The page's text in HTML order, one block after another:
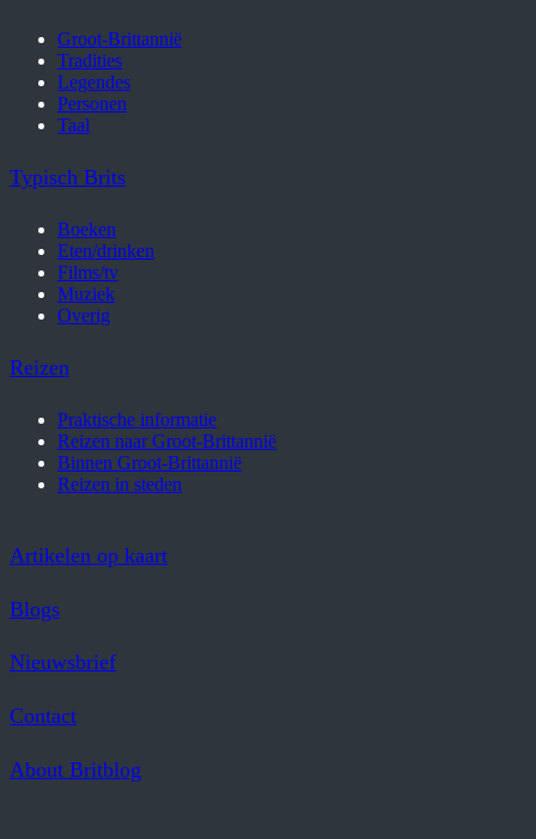
Groot-Brittannië
Tradities
Legendes
Personen
Taal
Typisch Brits
Boeken
Eten/drinken
Films/tv
Muziek
Overig
Reizen
Praktische informatie
Reizen naar Groot-Brittannië
Binnen Groot-Brittannië
Reizen in steden
Artikelen op kaart
Blogs
Nieuwsbrief
Contact
About Britblog